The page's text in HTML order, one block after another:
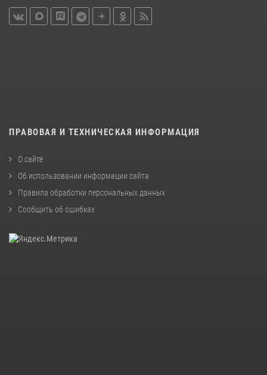
ПРАВОВАЯ И ТЕХНИЧЕСКАЯ ИНФОРМАЦИЯ
О сайте
Об использовании информации сайта
Правила обработки персональных данных
Сообщить об ошибках